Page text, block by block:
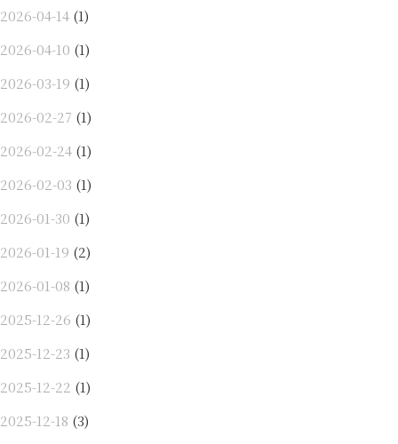
2026-04-14 (1)
2026-04-10 (1)
2026-03-19 (1)
2026-02-27 (1)
2026-02-24 (1)
2026-02-03 (1)
2026-01-30 (1)
2026-01-19 (2)
2026-01-08 (1)
2025-12-26 (1)
2025-12-23 (1)
2025-12-22 (1)
2025-12-18 (3)